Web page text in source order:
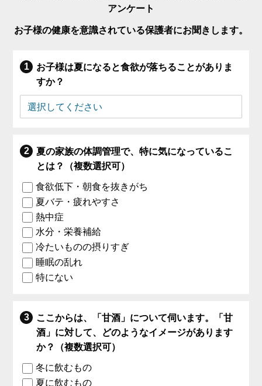
アンケート
お子様の健康を意識されている保護者にお聞きします。
お子様は夏になると食欲が落ちることがありま
すか？
夏の家族の体調管理で、特に気になっているこ
とは？（複数選択可）
食欲低下・朝食を抜きがち
夏バテ・疲れやすさ
熱中症
水分・栄養補給
冷たいものの摂りすぎ
睡眠の乱れ
特にない
ここからは、「甘酒」について伺います。「甘
酒」に対して、どのようなイメージがあります
か？（複数選択可）
冬に飲むもの
夏に飲むもの